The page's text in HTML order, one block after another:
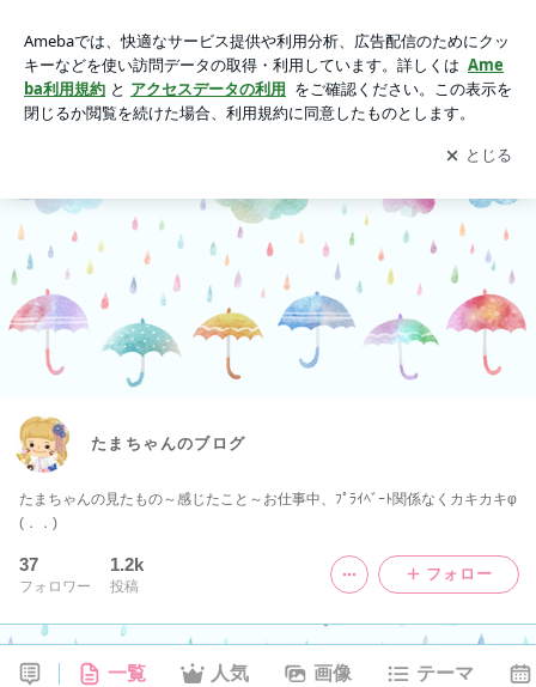
アプリをダウンロードして ブログの更新通知
を受け取りまし
ょう。
開く
たまちゃんのブログ
たまちゃんの見たもの～感じたこと～お仕事中、ﾌﾟﾗｲﾍﾞｰﾄ関係なくカキカキφ
(．．)
37
フォロワー
1.2k
投稿
フォロー
一覧 人気 画像 テーマ